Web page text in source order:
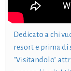
Dedicato a chi
resort e prima di
"Visitandolo"